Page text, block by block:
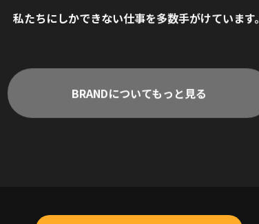
私たちにしかできない仕事を多数手がけています。
BRANDについてもっと見る